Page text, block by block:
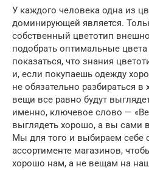
У каждого человека одна из
доминирующей является.
собственный цветотип
подобрать оптимальные
показаться, что знания
и, если покупаешь одежду
не обязательно разбираться в
вещи все равно будут
именно, ключевое слово —
выглядеть хорошо, а вы сами
Мы для того и выбираем себе
ассортименте магазинов,
хорошо нам, а не вещам на